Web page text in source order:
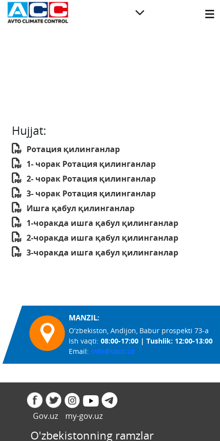
Hujjat:
Ротация қилинганлар
1- чорак Ротация қилинганлар
2- чорак Ротация қилинганлар
3- чорак Ротация қилинганлар
Ишга қабул қилинганлар
1-чоракда ишга қабул қилинганлар
2-чоракда ишга қабул қилинганлар
3-чоракда ишга қабул қилинганлар
Gov.uz my-gov.uz
MANZIL:
O'zbekiston, Andijon, Babur prospekti 73-a
Ish vaqti: 08:00-17:00 | Tushlik: 12:00-13:00
Email: info@uzcc.uz
O'zbekistonning ramzlar